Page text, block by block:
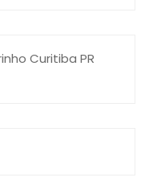
Curitiba PR